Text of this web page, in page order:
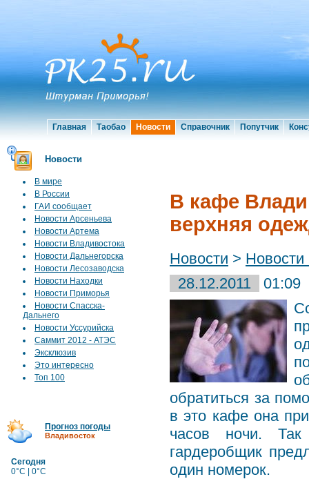
Главная Таобао Новости Справочник Попутчик
Новости
В мире
В России
ГАИ сообщает
Новости Арсеньева
Новости Артема
Новости Владивостока
Новости Дальнегорска
Новости Лесозаводска
Новости Находки
Новости Приморья
Новости Спасска-
Дальнего
Новости Уссурийска
Саммит 2012 - АТЭС
Эксклюзив
Это интересно
Топ 100
Прогноз погоды
Владивосток
Сегодня
0°C | 0°C
В кафе
верхняя
Новости > Новости
28.12.2011
01:09
обратиться за
в это кафе она
часов ночи.
гардеробщик
один номерок.